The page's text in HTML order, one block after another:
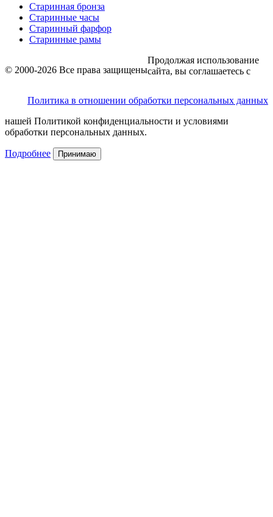
Старинная бронза
Старинные часы
Старинный фарфор
Старинные рамы
© 2000-2026 Все права защищены
Политика в отношении обработки персональных данных
Продолжая использование
сайта, вы соглашаетесь с
нашей Политикой конфиденциальности и условиями
обработки персональных данных.
Подробнее Принимаю